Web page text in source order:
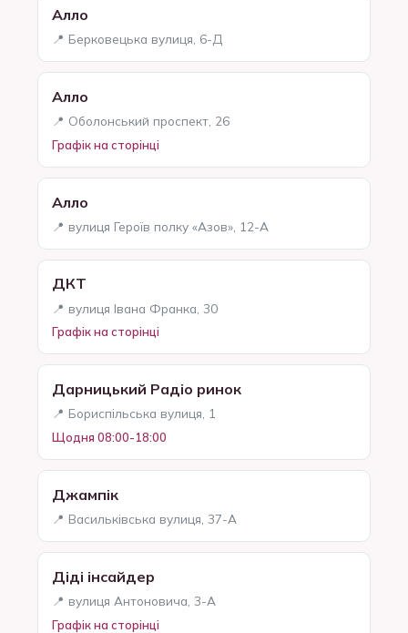
Алло
📍 Берковецька вулиця, 6-Д
Алло
📍 Оболонський проспект, 26
Графік на сторінці
Алло
📍 вулиця Героїв полку «Азов», 12-А
ДКТ
📍 вулиця Івана Франка, 30
Графік на сторінці
Дарницький Радіо ринок
📍 Бориспільська вулиця, 1
Щодня 08:00-18:00
Джампік
📍 Васильківська вулиця, 37-А
Діді інсайдер
📍 вулиця Антоновича, 3-А
Графік на сторінці